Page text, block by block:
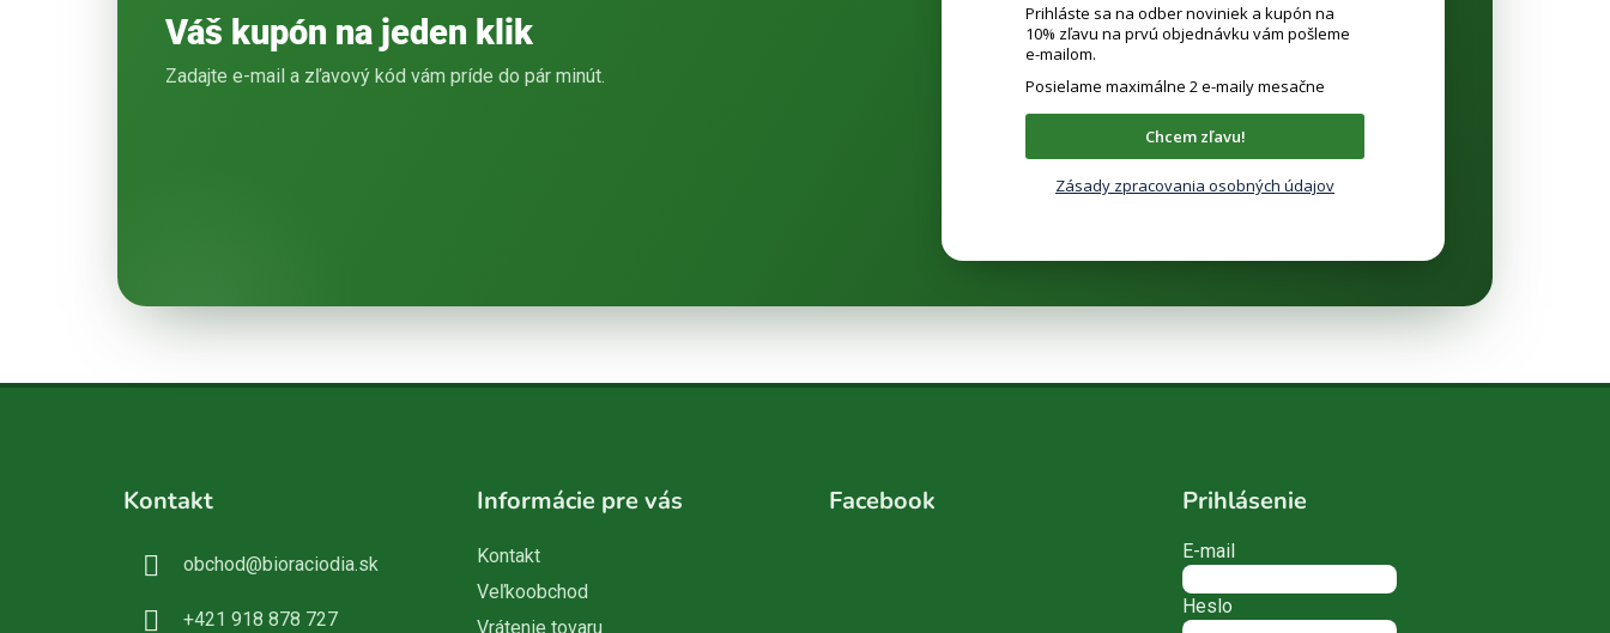
Váš kupón na jeden klik
Zadajte e-mail a zľavový kód vám príde do pár minút.
Prihláste sa na odber noviniek a kupón na
10% zľavu na prvú objednávku vám pošleme
e-mailom.
Posielame maximálne 2 e-maily mesačne
Chcem zľavu!
Zásady zpracovania osobných údajov
Kontakt
obchod@bioraciodia.sk
+421 918 878 727
Informácie pre vás
Kontakt
Veľkoobchod
Vrátenie tovaru
Facebook Prihlásenie
E-mail
Heslo